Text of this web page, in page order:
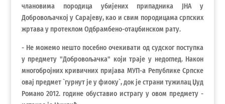
члановима породица убијених припадника ЈНА у
Добровољачкој у Сарајеву, као и свим породицама српских
жртава у протеклом Одбрамбено-отаџбинском рату.
- Не можемо нешто посебно очекивати од судског поступка
у предмету "Добровољачка" који траје у недоглед. Након
многобројних кривичних пријава МУП-а Републике Српске
овај предмет `гурнут је у фиоку`, док је страни тужилац Џуд
Романо 2012. године обуставио истрагу у овом предмету -